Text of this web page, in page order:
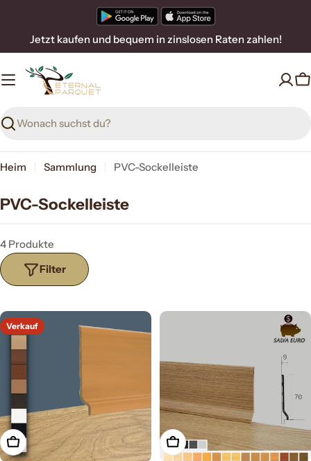
springenJetzt kaufen und bequem in zinslosen Raten zahlen!
Suchen
Heim Sammlung PVC-Sockelleiste
PVC-Sockelleiste
4 Produkte
Filter
Verkauf
Wählen Sie Optionen Wählen Sie Optionen